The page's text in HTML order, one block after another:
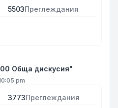
5503Преглеждания
Обща дискусия"
pm
3773Преглеждания